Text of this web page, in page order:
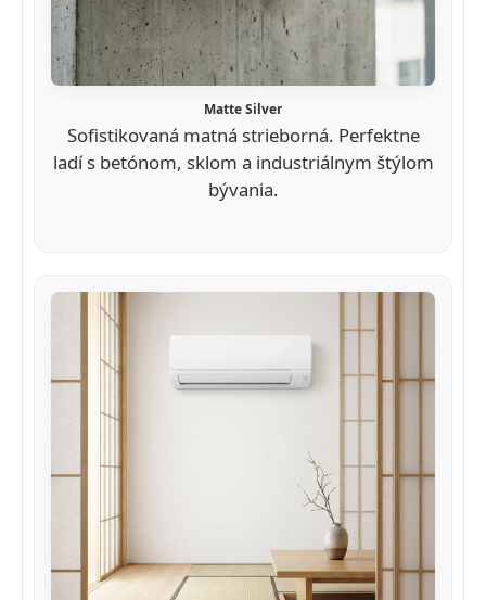
Matte Silver
Sofistikovaná matná strieborná. Perfektne
ladí s betónom, sklom a industriálnym štýlom
bývania.